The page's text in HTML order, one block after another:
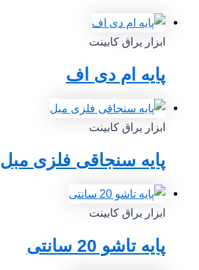
ابزار یراق کابینت
پایه ام دی اف
ابزار یراق کابینت
پایه سنجاقی فلزی مبل
ابزار یراق کابینت
پایه تاشو 20 سانتی